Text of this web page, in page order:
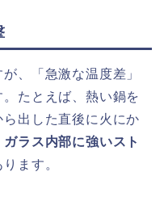
、「急激な温度差」
たとえば、熱い鍋を
出した直後に火にか
ガラス内部に強いスト
ます。